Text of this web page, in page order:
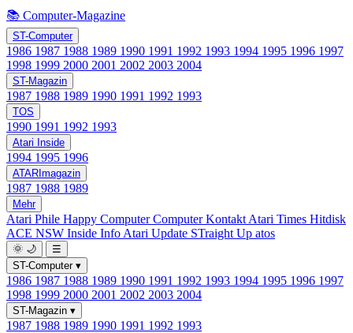
📚 Computer-Magazine
ST-Computer
1986 1987 1988 1989 1990 1991 1992 1993 1994 1995 1996 1997
1998 1999 2000 2001 2002 2003 2004
ST-Magazin
1987 1988 1989 1990 1991 1992 1993
TOS
1990 1991 1992 1993
Atari Inside
1994 1995 1996
ATARImagazin
1987 1988 1989
Mehr
Atari Phile Happy ComputerComputer Kontakt Atari Times Hitdisk
ACE NSW Inside Info Atari Update STraight Up atos
🌞 🌙
☰
ST-Computer ▾
1986 1987 1988 1989 1990 1991 1992 1993 1994 1995 1996 1997
1998 1999 2000 2001 2002 2003 2004
ST-Magazin ▾
1987 1988 1989 1990 1991 1992 1993